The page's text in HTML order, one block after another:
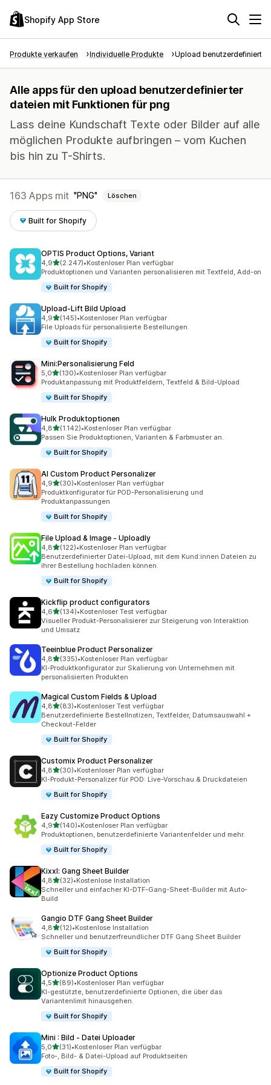
Shopify App Store
Produkte verkaufen Individuelle Produkte Upload benutzerdefinierter
Alle apps für den upload benutzerdefinierter
dateien mit Funktionen für png
Lass deine Kundschaft Texte oder Bilder auf alle
möglichen Produkte aufbringen – vom Kuchen
bis hin zu T-Shirts.
163 Apps mit PNG Löschen
Built for Shopify
OPTIS Product Options, Variant
4,9von 5 Sternen
(2.247)
2247 Rezensionen insgesamt
•Kostenloser Plan verfügbar
Produktoptionen und Varianten personalisieren mit Textfeld, Add-on
Built for Shopify
Upload‑Lift Bild Upload
4,9von 5 Sternen
(145)
145 Rezensionen insgesamt
•Kostenloser Plan verfügbar
File Uploads für personalisierte Bestellungen.
Built for Shopify
Mini:Personalisierung Feld
5,0von 5 Sternen
(130)
130 Rezensionen insgesamt
•Kostenloser Plan verfügbar
Produktanpassung mit Produktfeldern, Textfeld & Bild-Upload
Built for Shopify
Hulk Produktoptionen
4,8von 5 Sternen
(1.142)
1142 Rezensionen insgesamt
•Kostenloser Plan verfügbar
Passen Sie Produkt­optionen, Varianten & Farbmuster an.
Built for Shopify
AI Custom Product Personalizer
4,9von 5 Sternen
(30)
30 Rezensionen insgesamt
•Kostenloser Plan verfügbar
Produktkonfigurator für POD-Personalisierung und
Produktanpassungen
Built for Shopify
File Upload & Image ‑ Uploadly
4,8von 5 Sternen
(122)
122 Rezensionen insgesamt
•Kostenloser Plan verfügbar
Benutzerdefinierter Datei-Upload, mit dem Kund:innen Dateien zu
ihrer Bestellung hochladen können.
Built for Shopify
Kickflip product configurators
4,6von 5 Sternen
(134)
134 Rezensionen insgesamt
•Kostenloser Test verfügbar
Visueller Produkt-Personalisierer zur Steigerung von Interaktion
und Umsatz
Teeinblue Product Personalizer
4,8von 5 Sternen
(335)
335 Rezensionen insgesamt
•Kostenloser Plan verfügbar
KI-Produktkonfigurator zur Skalierung von Unternehmen mit
personalisierten Produkten
Magical Custom Fields & Upload
4,8von 5 Sternen
(83)
83 Rezensionen insgesamt
•Kostenloser Test verfügbar
Benutzerdefinierte Bestellnotizen, Textfelder, Datumsauswahl +
Checkout-Felder
Built for Shopify
Customix Product Personalizer
4,8von 5 Sternen
(30)
30 Rezensionen insgesamt
•Kostenloser Plan verfügbar
KI-Produkt-Personalizer für POD: Live-Vorschau & Druckdateien
Built for Shopify
Eazy Customize Product Options
4,9von 5 Sternen
(140)
140 Rezensionen insgesamt
•Kostenloser Plan verfügbar
Produktoptionen, benutzerdefinierte Variantenfelder und mehr.
Built for Shopify
Kixxl: Gang Sheet Builder
4,8von 5 Sternen
(32)
32 Rezensionen insgesamt
•Kostenlose Installation
Schneller und einfacher KI-DTF-Gang-Sheet-Builder mit Auto-
Build
Gangio DTF Gang Sheet Builder
4,8von 5 Sternen
(12)
12 Rezensionen insgesamt
•Kostenlose Installation
Schneller und benutzerfreundlicher DTF Gang Sheet Builder
Built for Shopify
Optionize Product Options
4,5von 5 Sternen
(89)
89 Rezensionen insgesamt
•Kostenloser Plan verfügbar
KI-gestützte, benutzerdefinierte Optionen, die über das
Variantenlimit hinausgehen.
Built for Shopify
Mini : Bild ‑ Datei Uploader
5,0von 5 Sternen
(31)
31 Rezensionen insgesamt
•Kostenloser Plan verfügbar
Foto-, Bild- & Datei-Upload auf Produktseiten
Built for Shopify